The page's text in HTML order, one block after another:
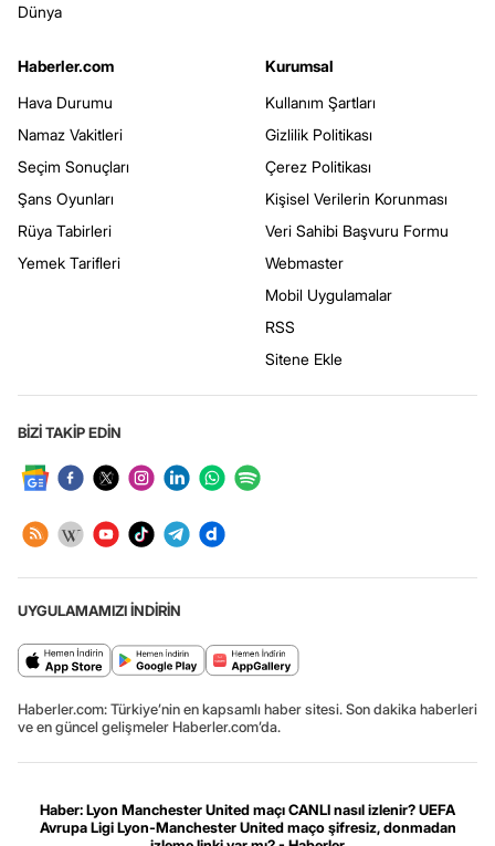
Dünya
Haberler.com
Hava Durumu
Namaz Vakitleri
Seçim Sonuçları
Şans Oyunları
Rüya Tabirleri
Yemek Tarifleri
Kurumsal
Kullanım Şartları
Gizlilik Politikası
Çerez Politikası
Kişisel Verilerin Korunması
Veri Sahibi Başvuru Formu
Webmaster
Mobil Uygulamalar
RSS
Sitene Ekle
BİZİ TAKİP EDİN
UYGULAMAMIZI İNDİRİN
Haberler.com: Türkiye’nin en kapsamlı haber sitesi. Son dakika haberleri
ve en güncel gelişmeler Haberler.com’da.
Haber: Lyon Manchester United maçı CANLI nasıl izlenir? UEFA
Avrupa Ligi Lyon-Manchester United maço şifresiz, donmadan